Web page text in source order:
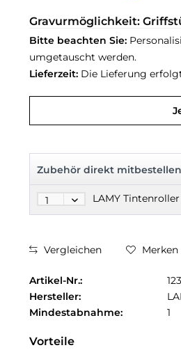
Gravurmöglichkeit:
Bitte beachten Sie:
umgetauscht werden.
Lieferzeit: Die Lieferung
Zubehör direkt mitbestellen
LAMY
Vergleichen Merken
Artikel-Nr.:
Hersteller:
Mindestabnahme:
1
Vorteile